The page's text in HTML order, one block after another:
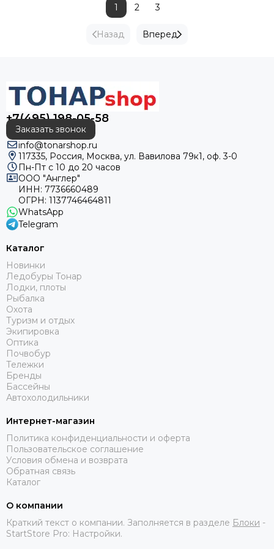
Назад
1 2 3
Вперед
+7(495) 198-05-58
Заказать звонок
info@tonarshop.ru
117335, Россия, Москва, ул. Вавилова 79к1, оф. 3-0
Пн-Пт с 10 до 20 часов
ООО "Англер"
ИНН: 7736660489
ОГРН: 1137746464811
WhatsApp
Telegram
Каталог
Новинки
Ледобуры Тонар
Лодки, плоты
Рыбалка
Охота
Туризм и отдых
Экипировка
Оптика
Почвобур
Тележки
Бренды
Бассейны
Автохолодильники
Интернет-магазин
Политика конфиденциальности и оферта
Пользовательское соглашение
Условия обмена и возврата
Обратная связь
Каталог
О компании
Краткий текст о компании. Заполняется в разделе Блоки -
StartStore Pro: Настройки.